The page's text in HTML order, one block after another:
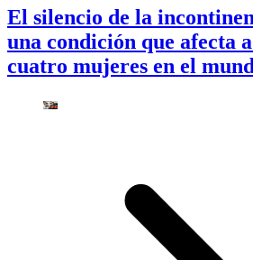
El silencio de la
una condición que afecta
cuatro mujeres en el